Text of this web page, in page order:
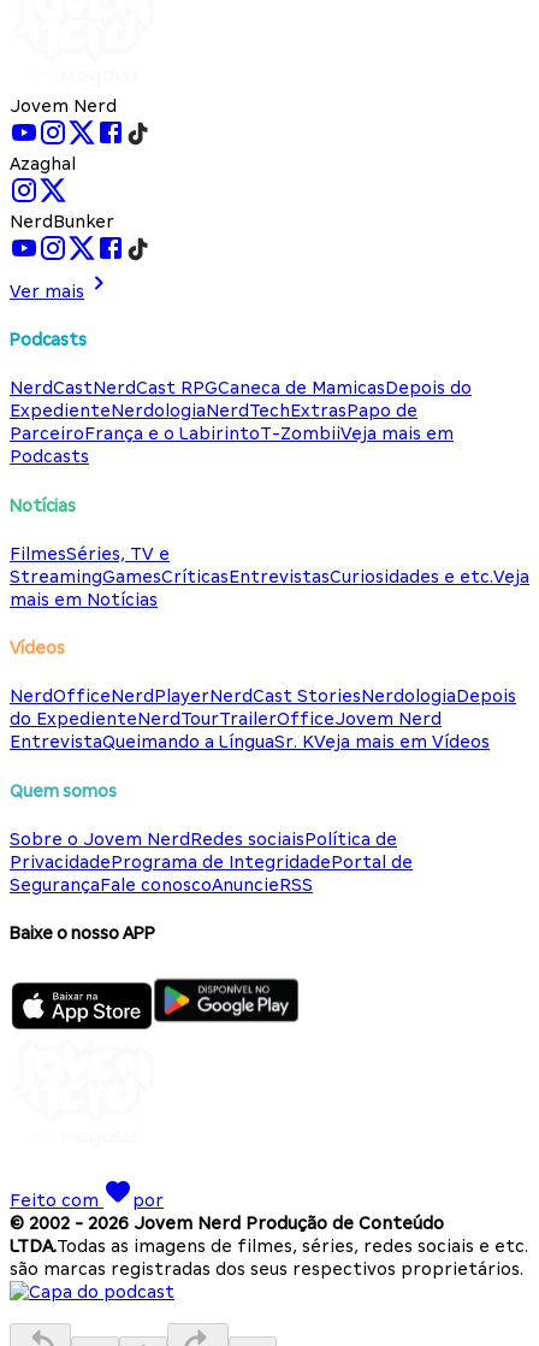
Jovem Nerd
Azaghal
NerdBunker
Ver mais
Podcasts
NerdCastNerdCast RPGCaneca de MamicasDepois do
ExpedienteNerdologiaNerdTechExtrasPapo de
ParceiroFrança e o LabirintoT-ZombiiVeja mais em
Podcasts
Notícias
FilmesSéries, TV e
StreamingGamesCríticasEntrevistasCuriosidades e etc.Veja
mais em Notícias
Vídeos
NerdOfficeNerdPlayerNerdCast StoriesNerdologiaDepois
do ExpedienteNerdTourTrailerOfficeJovem Nerd
EntrevistaQueimando a LínguaSr. KVeja mais em Vídeos
Quem somos
Sobre o Jovem NerdRedes sociaisPolítica de
PrivacidadePrograma de IntegridadePortal de
SegurançaFale conoscoAnuncieRSS
Baixe o nosso APP
Feito com
por
© 2002 - 2026 Jovem Nerd Produção de Conteúdo
LTDA.Todas as imagens de filmes, séries, redes sociais e etc.
são marcas registradas dos seus respectivos proprietários.